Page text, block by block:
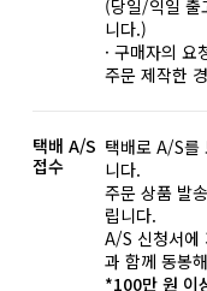
(당일/익일 출
니다.)
· 구매자의
주문 제작한
택배 A/S
접수
택배로 A/S를
니다.
주문 상품 발
립니다.
A/S 신청서에
과 함께 동봉
*100만 원 이